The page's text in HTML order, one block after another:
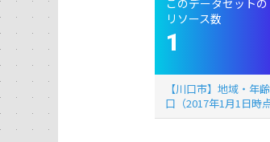
リソース数
1
【川口市】地域・年
口（2017年1月1日時点